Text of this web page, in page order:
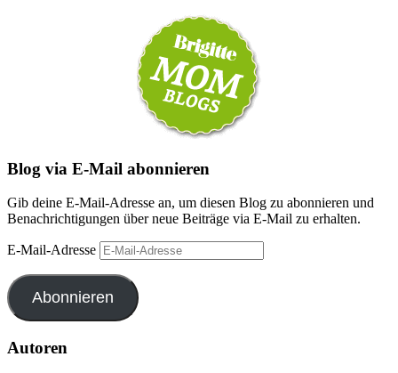
Blog via E-Mail abonnieren
Gib deine E-Mail-Adresse an, um diesen Blog zu abonnieren und
Benachrichtigungen über neue Beiträge via E-Mail zu erhalten.
E-Mail-Adresse
Abonnieren
Autoren